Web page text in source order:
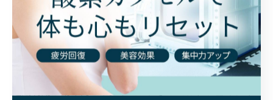
ノリが良くなった」といったリアルな声が寄せられてい
ます。
特に、加齢や生活習慣の乱れで肌トラブルを抱えやすい
方や、エイジングサインが気になる方には、週1〜2回の
定期利用が効果的です。サロンによっては、フェイシャ